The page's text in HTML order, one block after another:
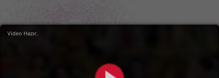
Video Hazır..